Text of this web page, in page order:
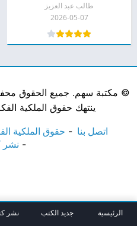
طالب عبد العزيز
2026-05-07
© مكتبة سهم. جميع الحقوق
ينتهك حقوق الملكية
اتصل بنا حقوق الملكية
نشر
الرئيسية جديد الكتب نشر